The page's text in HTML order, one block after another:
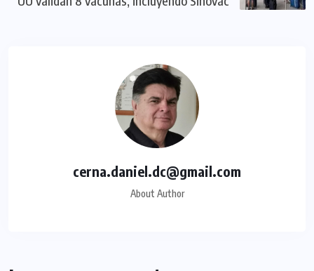
cerna.daniel.dc@gmail.com
About Author